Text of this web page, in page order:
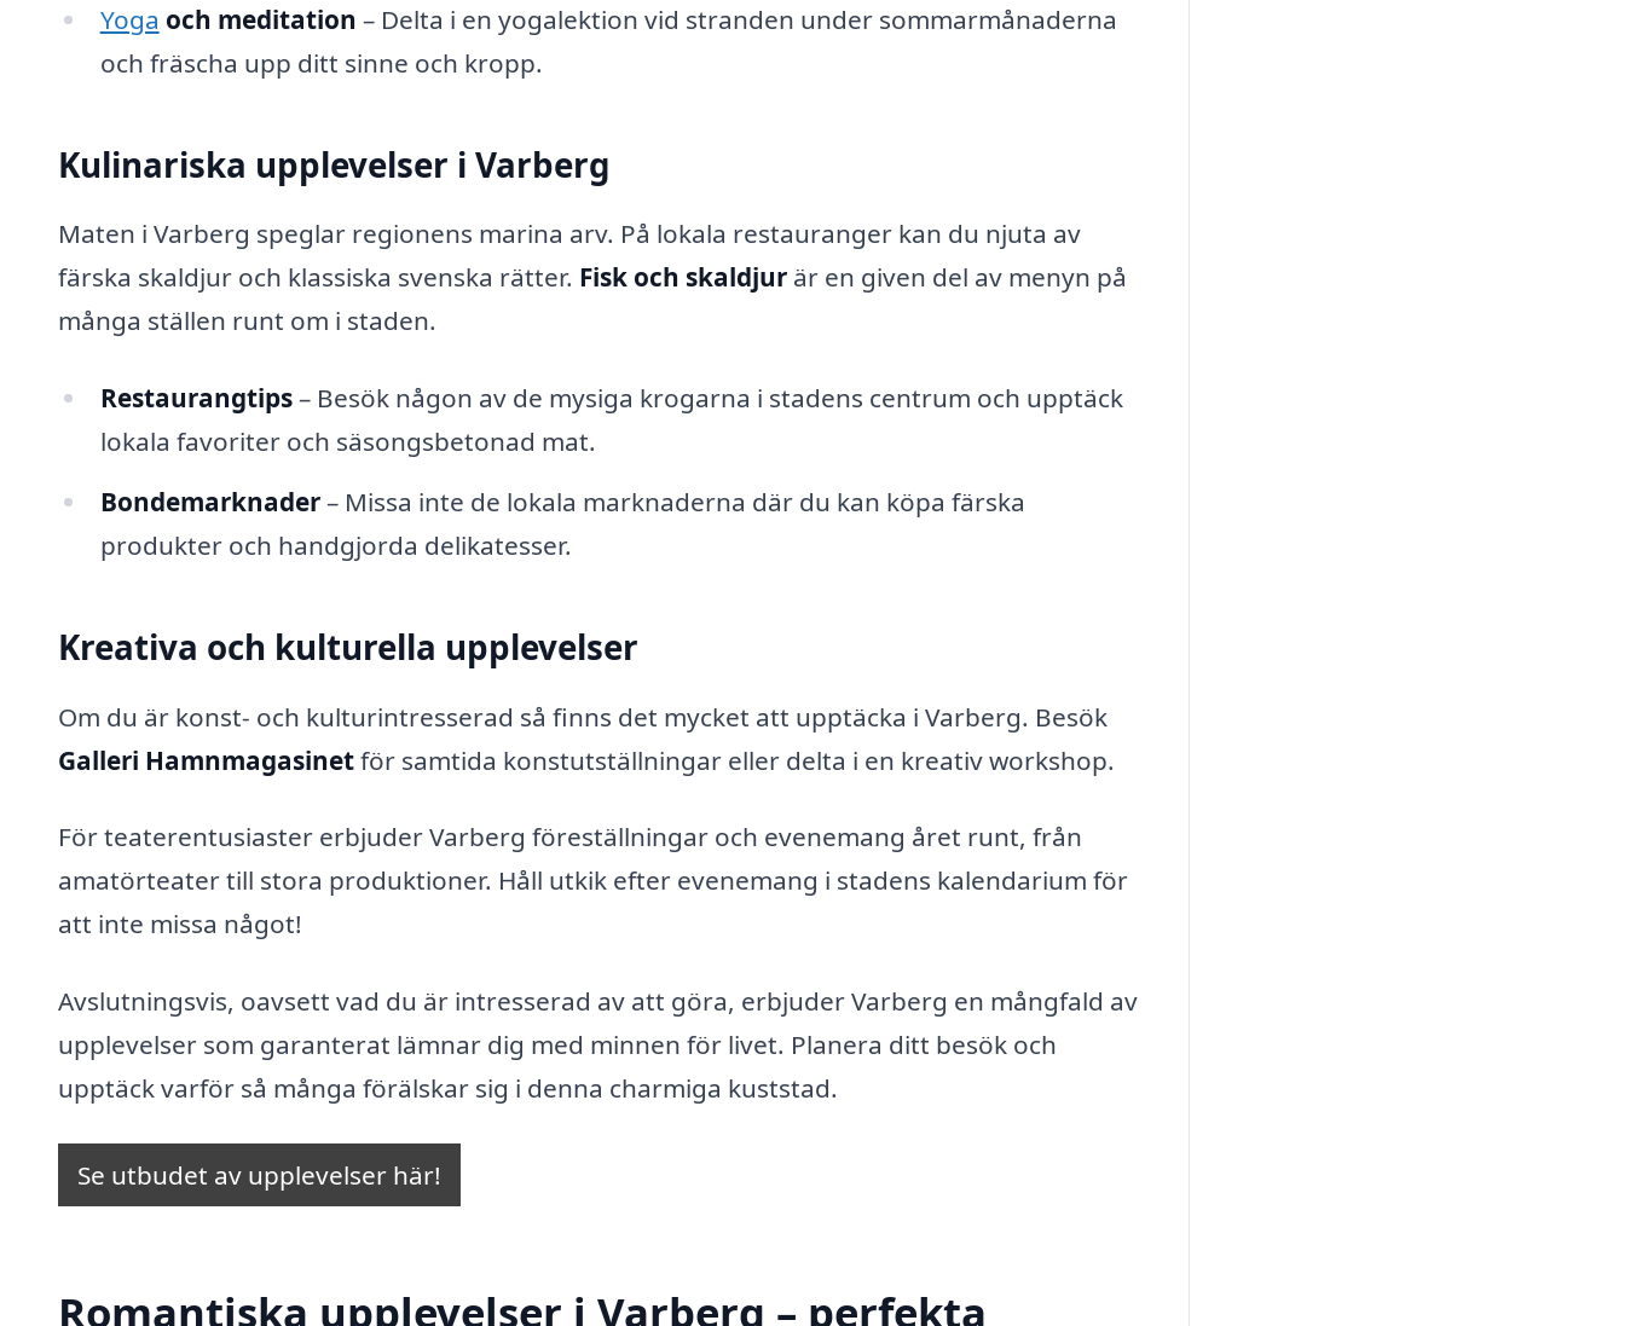
Yoga och meditation – Delta i en yogalektion vid stranden under sommarmånaderna
och fräscha upp ditt sinne och kropp.
Kulinariska upplevelser i Varberg
Maten i Varberg speglar regionens marina arv. På lokala restauranger kan du njuta av
färska skaldjur och klassiska svenska rätter. Fisk och skaldjur är en given del av menyn på
många ställen runt om i staden.
Restaurangtips– Besök någon av de mysiga krogarna i stadens centrum och upptäck
lokala favoriter och säsongsbetonad mat.
Bondemarknader– Missa inte de lokala marknaderna där du kan köpa färska
produkter och handgjorda delikatesser.
Kreativa och kulturella upplevelser
Om du är konst- och kulturintresserad så finns det mycket att upptäcka i Varberg. Besök
Galleri Hamnmagasinetför samtida konstutställningar eller delta i en kreativ workshop.
För teaterentusiaster erbjuder Varberg föreställningar och evenemang året runt, från
amatörteater till stora produktioner. Håll utkik efter evenemang i stadens kalendarium för
att inte missa något!
Avslutningsvis, oavsett vad du är intresserad av att göra, erbjuder Varberg en mångfald av
upplevelser som garanterat lämnar dig med minnen för livet. Planera ditt besök och
upptäck varför så många förälskar sig i denna charmiga kuststad.
Se utbudet av upplevelser här!
Romantiska upplevelser i Varberg – perfekta